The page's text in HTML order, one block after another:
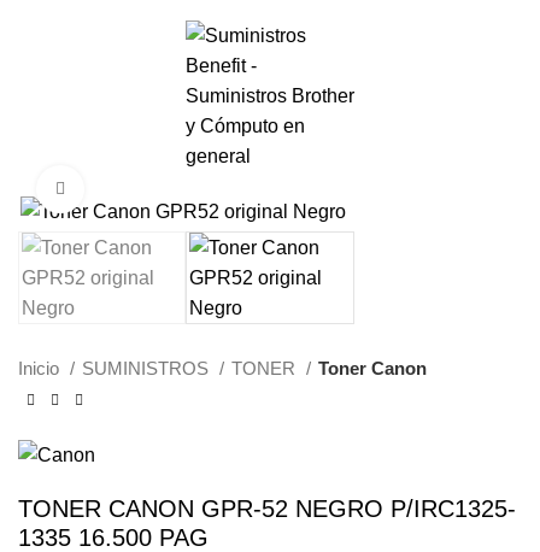
Inicio SUMINISTROS TONER Toner Canon
TONER CANON GPR-52 NEGRO P/IRC1325-
1335 16.500 PAG